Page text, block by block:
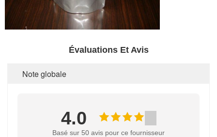
Évaluations Et Avis
Note globale
4.0
Basé sur 50 avis pour ce fournisseur